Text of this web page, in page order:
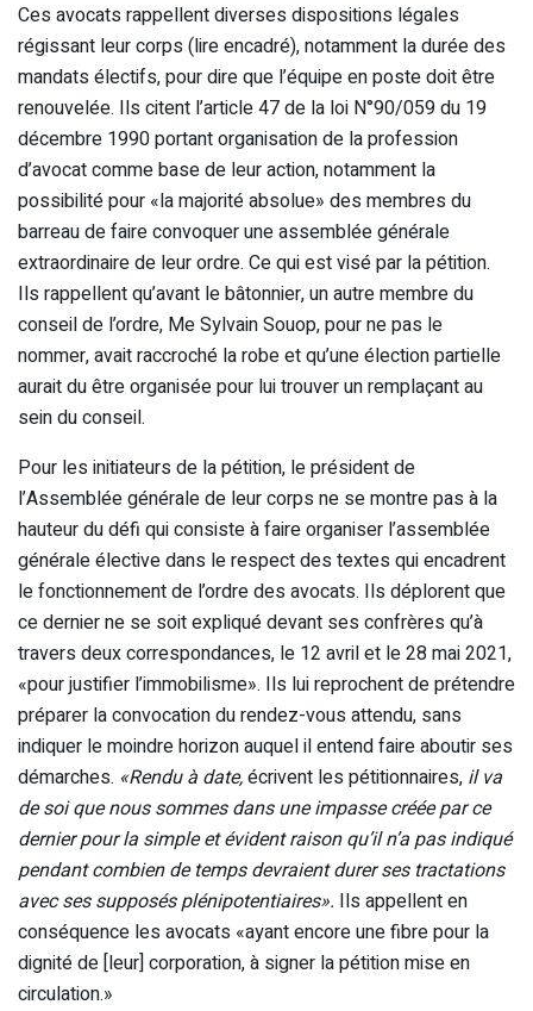
Ces avocats rappellent diverses dispositions légales
régissant leur corps (lire encadré), notamment la durée des
mandats électifs, pour dire que l’équipe en poste doit être
renouvelée. Ils citent l’article 47 de la loi N°90/059 du 19
décembre 1990 portant organisation de la profession
d’avocat comme base de leur action, notamment la
possibilité pour «la majorité absolue» des membres du
barreau de faire convoquer une assemblée générale
extraordinaire de leur ordre. Ce qui est visé par la pétition.
Ils rappellent qu’avant le bâtonnier, un autre membre du
conseil de l’ordre, Me Sylvain Souop, pour ne pas le
nommer, avait raccroché la robe et qu’une élection partielle
aurait du être organisée pour lui trouver un remplaçant au
sein du conseil.
Pour les initiateurs de la pétition, le président de
l’Assemblée générale de leur corps ne se montre pas à la
hauteur du défi qui consiste à faire organiser l’assemblée
générale élective dans le respect des textes qui encadrent
le fonctionnement de l’ordre des avocats. Ils déplorent que
ce dernier ne se soit expliqué devant ses confrères qu’à
travers deux correspondances, le 12 avril et le 28 mai 2021,
«pour justifier l’immobilisme». Ils lui reprochent de prétendre
préparer la convocation du rendez-vous attendu, sans
indiquer le moindre horizon auquel il entend faire aboutir ses
démarches. «Rendu à date,écrivent les pétitionnaires, il va
de soi que nous sommes dans une impasse créée par ce
dernier pour la simple et évident raison qu’il n’a pas indiqué
pendant combien de temps devraient durer ses tractations
avec ses supposés plénipotentiaires». Ils appellent en
conséquence les avocats «ayant encore une fibre pour la
dignité de [leur] corporation, à signer la pétition mise en
circulation.»